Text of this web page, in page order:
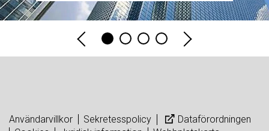
Användarvillkor Sekretesspolicy
Dataförordningen